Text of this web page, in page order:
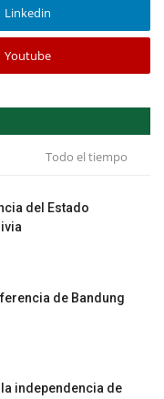
Linkedin
Youtube
Todo el tiempo
del Estado
de Bandung
independencia de